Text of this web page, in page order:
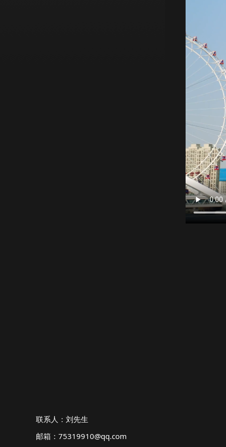
联系人：刘先生
邮箱：75319910@qq.com